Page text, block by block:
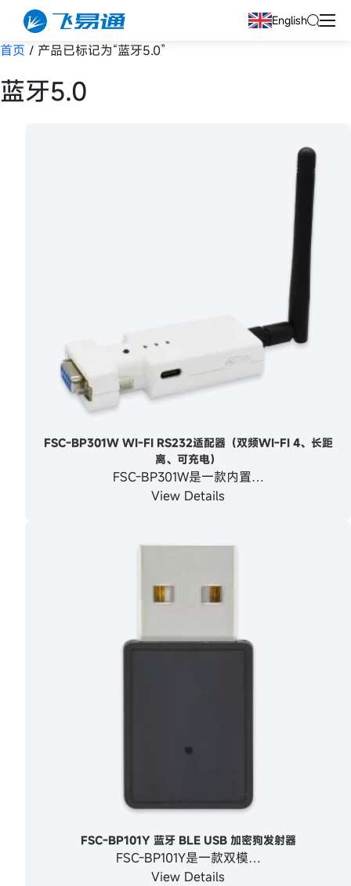
English
首页 / 产品已标记为“蓝牙5.0”
蓝牙5.0
FSC-BP301W WI-FI RS232适配器（双频WI-FI 4、长距
离、可充电）
FSC-BP301W是一款内置…
View Details
FSC-BP101Y 蓝牙 BLE USB 加密狗发射器
FSC-BP101Y是一款双模…
View Details